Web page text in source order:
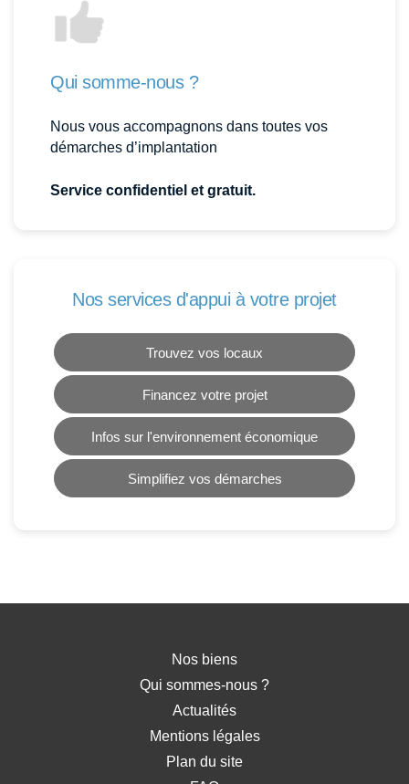
Qui somme-nous ?
Nous vous accompagnons dans toutes vos
démarches d’implantation
Service confidentiel et gratuit.
Nos services d'appui à votre projet
Trouvez vos locaux
Financez votre projet
Infos sur l'environnement économique
Simplifiez vos démarches
Nos biens
Qui sommes-nous ?
Actualités
Mentions légales
Plan du site